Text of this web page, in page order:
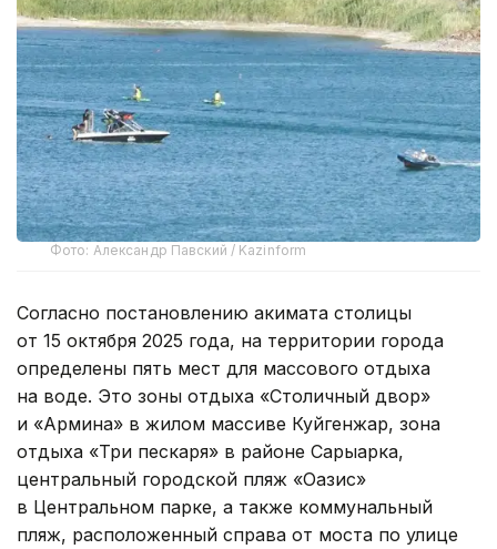
Фото: Александр Павский / Kazinform
Согласно постановлению акимата столицы
от 15 октября 2025 года, на территории города
определены пять мест для массового отдыха
на воде. Это зоны отдыха «Столичный двор»
и «Армина» в жилом массиве Куйгенжар, зона
отдыха «Три пескаря» в районе Сарыарка,
центральный городской пляж «Оазис»
в Центральном парке, а также коммунальный
пляж, расположенный справа от моста по улице